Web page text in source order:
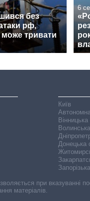
без
рф,
тривати
6
Київ
Донецька
при
матеріалів.